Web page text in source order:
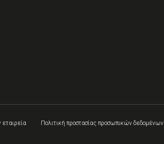
Πολιτική προστασίας προσωπικών δεδομένων